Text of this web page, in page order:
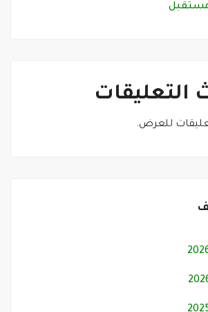
التعليقات
للعرض.